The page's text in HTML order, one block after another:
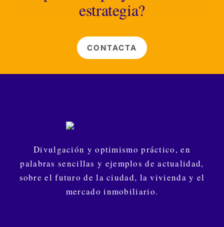
estrategia?
CONTACTA
Divulgación y optimismo práctico, en
palabras sencillas y ejemplos de actualidad,
sobre el futuro de la ciudad, la vivienda y el
mercado inmobiliario.